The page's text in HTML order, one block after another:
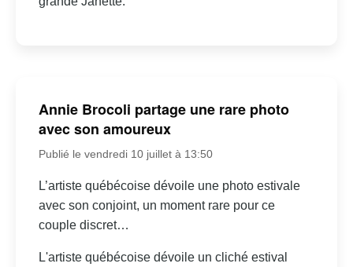
Annie Brocoli partage une rare photo
avec son amoureux
Publié le vendredi 10 juillet à 13:50
L’artiste québécoise dévoile une photo estivale
avec son conjoint, un moment rare pour ce
couple discret…
L'artiste québécoise dévoile un cliché estival